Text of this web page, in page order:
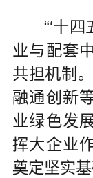
“‘十四
业与配套
共担机制
融通创新
业绿色发
挥大企业
奠定坚实基